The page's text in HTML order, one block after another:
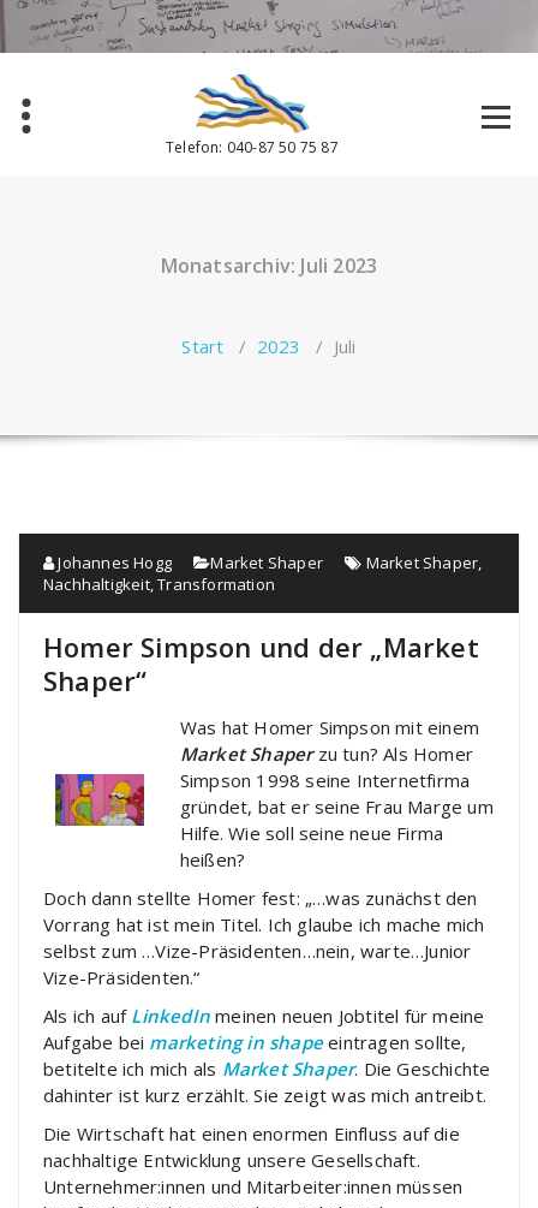
Zum
Inhalt
springen
Telefon: 040-87 50 75 87
Monatsarchiv: Juli 2023
Start / 2023 / Juli
Johannes Hogg Market Shaper Market Shaper,
Nachhaltigkeit,Transformation
Homer Simpson und der „Market
Shaper“
Was hat Homer Simpson mit einem
Market Shaperzu tun? Als Homer
Simpson 1998 seine Internetfirma
gründet, bat er seine Frau Marge um
Hilfe. Wie soll seine neue Firma
heißen?
Doch dann stellte Homer fest: „…was zunächst den
Vorrang hat ist mein Titel. Ich glaube ich mache mich
selbst zum …Vize-Präsidenten…nein, warte…Junior
Vize-Präsidenten.“
Als ich auf LinkedIn meinen neuen Jobtitel für meine
Aufgabe bei marketing in shapeeintragen sollte,
betitelte ich mich als Market Shaper. Die Geschichte
dahinter ist kurz erzählt. Sie zeigt was mich antreibt.
Die Wirtschaft hat einen enormen Einfluss auf die
nachhaltige Entwicklung unsere Gesellschaft.
Unternehmer:innen und Mitarbeiter:innen müssen